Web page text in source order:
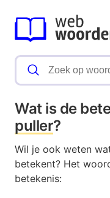
Wat is de
puller?
Wil je ook weten
betekent? Het
betekenis: